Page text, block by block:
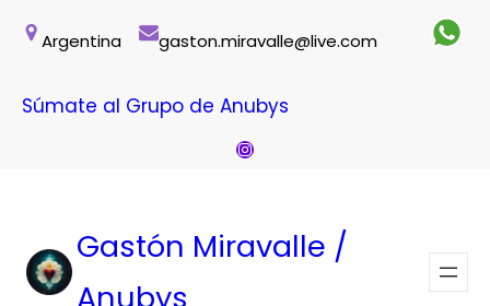
Argentina gaston.miravalle@live.com
Súmate al Grupo de Anubys
Instagram
Gastón Miravalle /